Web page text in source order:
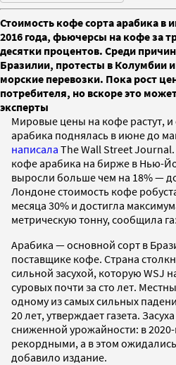
Стоимость кофе сорта арабика в
2016 года, фьючерсы на кофе за
десятки процентов. Среди
Бразилии, протесты в Колумбии
морские перевозки. Пока рост
потребителя, но вскоре это
эксперты
Мировые цены на кофе растут, и
арабика поднялась в июне до
написала The Wall Street
кофе арабика на бирже в Нью-
выросли больше чем на 18% —
Лондоне стоимость кофе
месяца 30% и достигла
метрическую тонну, сообщила
Арабика — основной сорт в
поставщике кофе. Страна
сильной засухой, которую WSJ
суровых почти за сто лет.
одному из самых сильных
20 лет, утверждает газета.
сниженной урожайности: в
рекордными, а в этом
добавило издание.